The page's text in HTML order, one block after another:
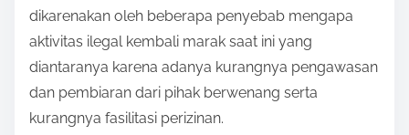
dikarenakan oleh beberapa penyebab mengapa
aktivitas ilegal kembali marak saat ini yang
diantaranya karena adanya kurangnya pengawasan
dan pembiaran dari pihak berwenang serta
kurangnya fasilitasi perizinan.